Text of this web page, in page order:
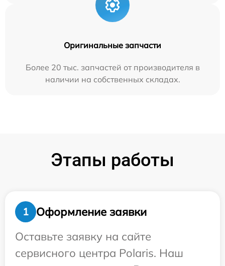
Оригинальные запчасти
Более 20 тыс. запчастей от производителя в
наличии на собственных складах.
Этапы работы
1
Оформление заявки
Оставьте заявку на сайте
сервисного центра Polaris. Наш